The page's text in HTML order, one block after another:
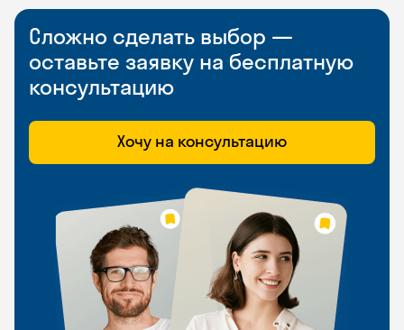
Сложно сделать выбор —
оставьте заявку на бесплатную
консультацию
Хочу на консультацию